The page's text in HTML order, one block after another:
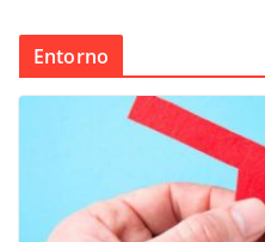
Entorno